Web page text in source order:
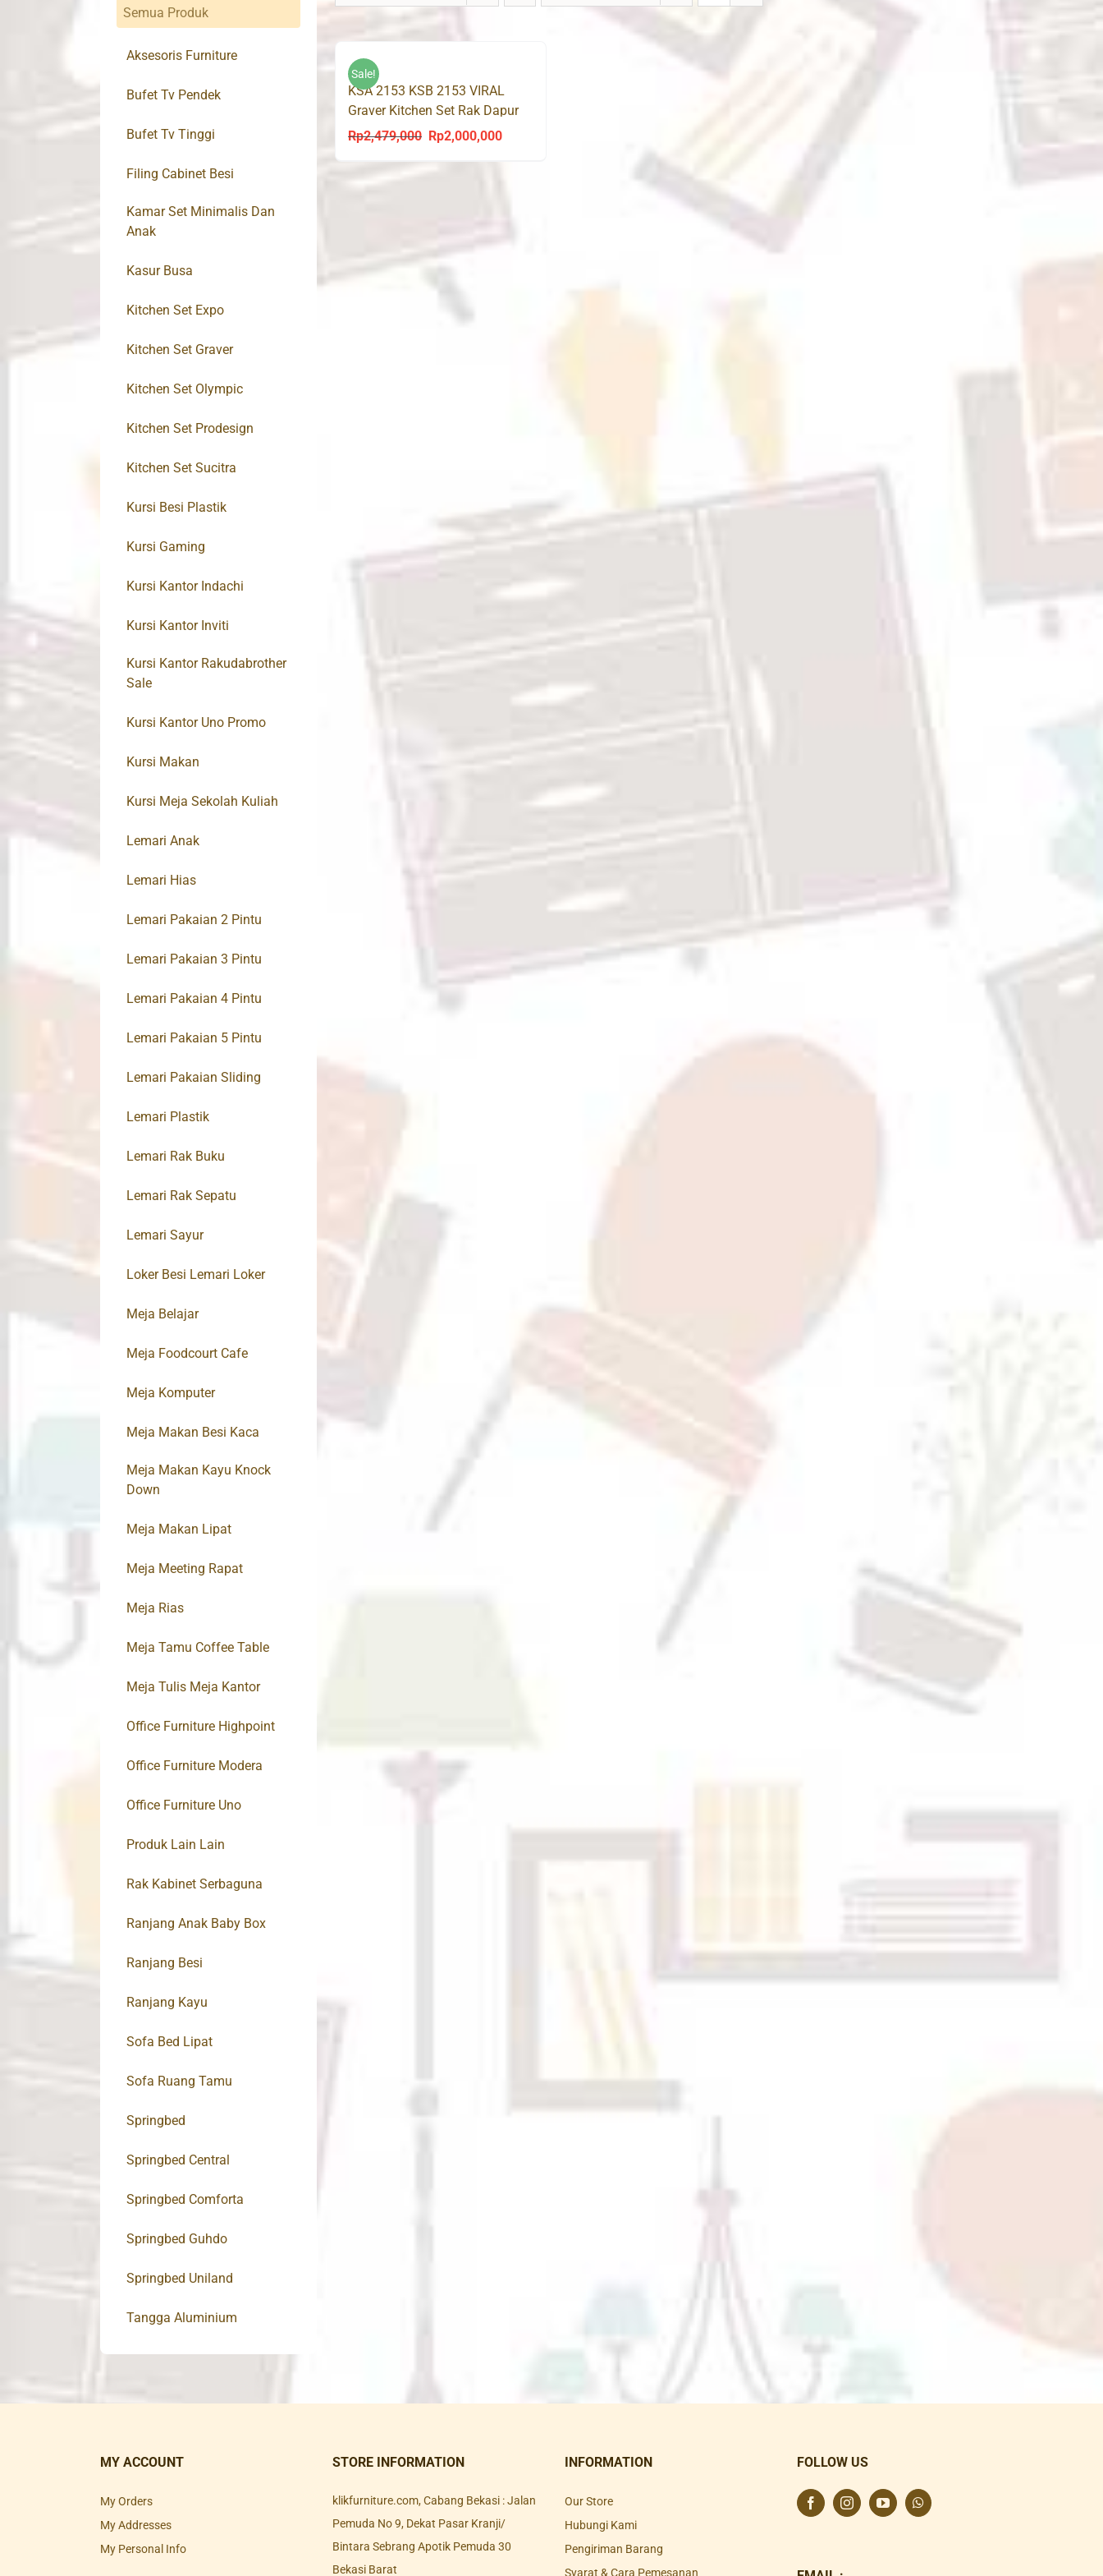
Sale!
KSA 2153 KSB 2153 VIRAL
Graver Kitchen Set Rak Dapur
Atas Bawah
Rp2,479,000
Original
Rp2,000,000Current
Semua Produk
Aksesoris Furniture
Bufet Tv Pendek
Bufet Tv Tinggi
Filing Cabinet Besi
Kamar Set Minimalis Dan
Anak
Kasur Busa
Kitchen Set Expo
Kitchen Set Graver
Kitchen Set Olympic
Kitchen Set Prodesign
Kitchen Set Sucitra
Kursi Besi Plastik
Kursi Gaming
Kursi Kantor Indachi
Kursi Kantor Inviti
Kursi Kantor Rakudabrother
Sale
Kursi Kantor Uno Promo
Kursi Makan
Kursi Meja Sekolah Kuliah
Lemari Anak
Lemari Hias
Lemari Pakaian 2 Pintu
Lemari Pakaian 3 Pintu
Lemari Pakaian 4 Pintu
Lemari Pakaian 5 Pintu
Lemari Pakaian Sliding
Lemari Plastik
Lemari Rak Buku
Lemari Rak Sepatu
Lemari Sayur
Loker Besi Lemari Loker
Meja Belajar
Meja Foodcourt Cafe
Meja Komputer
Meja Makan Besi Kaca
Meja Makan Kayu Knock
Down
Meja Makan Lipat
Meja Meeting Rapat
Meja Rias
Meja Tamu Coffee Table
Meja Tulis Meja Kantor
Office Furniture Highpoint
Office Furniture Modera
Office Furniture Uno
Produk Lain Lain
Rak Kabinet Serbaguna
Ranjang Anak Baby Box
Ranjang Besi
Ranjang Kayu
Sofa Bed Lipat
Sofa Ruang Tamu
Springbed
Springbed Central
Springbed Comforta
Springbed Guhdo
Springbed Uniland
Tangga Aluminium
MY ACCOUNT
My Orders
My Addresses
My Personal Info
STORE INFORMATION
klikfurniture.com, Cabang Bekasi : Jalan
Pemuda No 9, Dekat Pasar Kranji/
Bintara Sebrang Apotik Pemuda 30
Bekasi Barat
INFORMATION
Our Store
Hubungi Kami
Pengiriman Barang
Syarat & Cara Pemesanan
FOLLOW US